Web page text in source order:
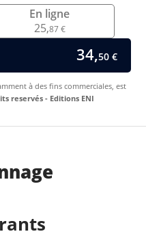
En ligne
25,87 €
34,50 €
à des fins commerciales, est
reservés - Editions ENI